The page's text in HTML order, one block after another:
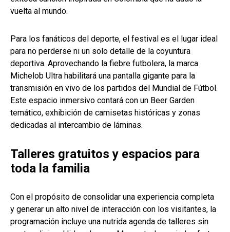
vuelta al mundo.
Para los fanáticos del deporte, el festival es el lugar ideal
para no perderse ni un solo detalle de la coyuntura
deportiva. Aprovechando la fiebre futbolera, la marca
Michelob Ultra habilitará una pantalla gigante para la
transmisión en vivo de los partidos del Mundial de Fútbol.
Este espacio inmersivo contará con un Beer Garden
temático, exhibición de camisetas históricas y zonas
dedicadas al intercambio de láminas.
Talleres gratuitos y espacios para
toda la familia
Con el propósito de consolidar una experiencia completa
y generar un alto nivel de interacción con los visitantes, la
programación incluye una nutrida agenda de talleres sin